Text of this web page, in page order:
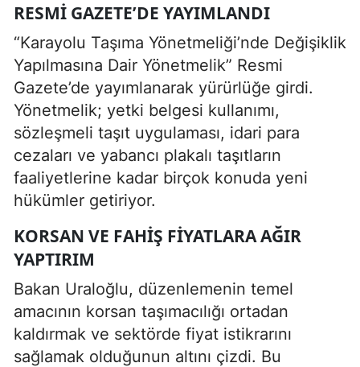
RESMI GAZETE’DE YAYIMLANDI
“Karayolu Taşıma Yönetmeliği’nde Değişiklik
Yapılmasına Dair Yönetmelik” Resmi
Gazete’de yayımlanarak yürürlüğe girdi.
Yönetmelik; yetki belgesi kullanımı,
sözleşmeli taşıt uygulaması, idari para
cezaları ve yabancı plakalı taşıtların
faaliyetlerine kadar birçok konuda yeni
hükümler getiriyor.
KORSAN VE FAHIŞ FIYATLARA AĞIR
YAPTIRIM
Bakan Uraloğlu, düzenlemenin temel
amacının korsan taşımacılığı ortadan
kaldırmak ve sektörde fiyat istikrarını
sağlamak olduğunun altını çizdi. Bu